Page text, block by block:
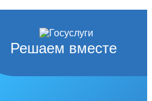
Решаем вместе